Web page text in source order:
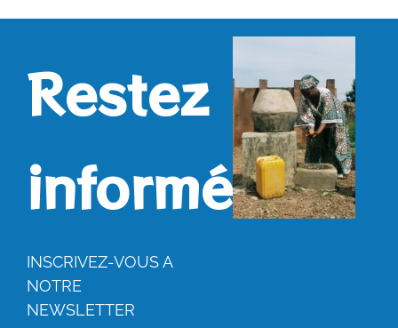
Restez
informés.
INSCRIVEZ-VOUS A
NOTRE
NEWSLETTER